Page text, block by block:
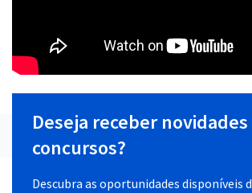
Deseja receber
concursos?
Descubra as oportunidades disponíveis